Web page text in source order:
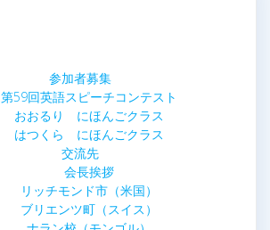
参加者募集
第59回英語スピーチコンテスト
おおるり にほんごクラス
はつくら にほんごクラス
交流先
会長挨拶
リッチモンド市（米国）
ブリエンツ町（スイス）